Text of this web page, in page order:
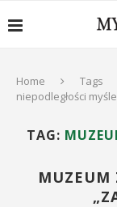
Home Tags
niepodległości
TAG:
MUZEUM